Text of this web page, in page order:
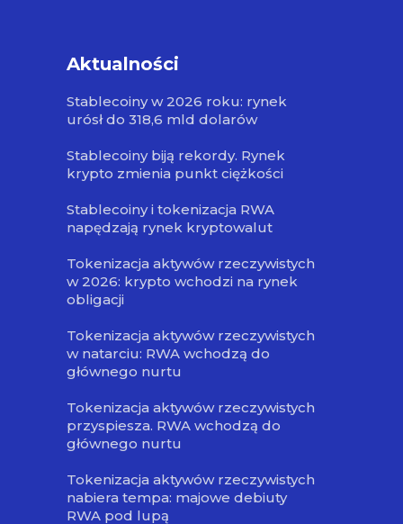
Aktualności
Stablecoiny w 2026 roku: rynek
urósł do 318,6 mld dolarów
Stablecoiny biją rekordy. Rynek
krypto zmienia punkt ciężkości
Stablecoiny i tokenizacja RWA
napędzają rynek kryptowalut
Tokenizacja aktywów rzeczywistych
w 2026: krypto wchodzi na rynek
obligacji
Tokenizacja aktywów rzeczywistych
w natarciu: RWA wchodzą do
głównego nurtu
Tokenizacja aktywów rzeczywistych
przyspiesza. RWA wchodzą do
głównego nurtu
Tokenizacja aktywów rzeczywistych
nabiera tempa: majowe debiuty
RWA pod lupą